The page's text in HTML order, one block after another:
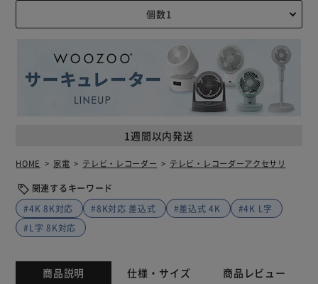
1週間以内発送
HOME 家電 テレビ・レコーダー テレビ・レコーダーアクセサリ
関連するキーワード
#4K 8K対応
#8K対応 差込式 #差込式 4K
#4K L字
#L字 8K対応
商品説明 仕様・サイズ 商品レビュー